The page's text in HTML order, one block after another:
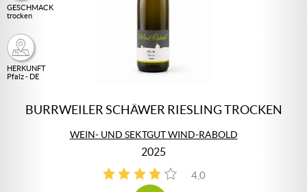
GESCHMACK
trocken
HERKUNFT
Pfalz - DE
BURRWEILER SCHÄWER RIESLING TROCKEN
WEIN- UND SEKTGUT WIND-RABOLD
2025
4,0
4